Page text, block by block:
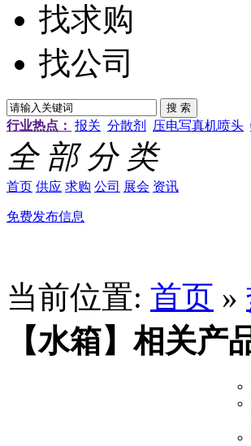
找求购
找公司
行业热点： 报关 分散剂 压电写真机喷头
全 部 分 类
首页 供应 求购 公司 展会 资讯
免费发布信息
当前位置: 首页 »
【水箱】相关产